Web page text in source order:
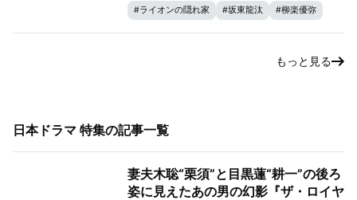
#ライオンの隠れ家 #坂東龍汰 #柳楽優弥
もっと見る
日本ドラマ 特集の記事一覧
妻夫木聡“栗須”と目黒蓮“耕一”の後ろ
姿に見えたあの男の幻影『ザ・ロイヤ